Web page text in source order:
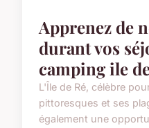
Apprenez de
durant vos
camping ile
L'Île de Ré, célèbre
pittoresques et ses
également une